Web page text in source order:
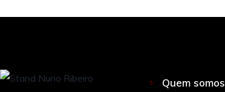
Quem somos